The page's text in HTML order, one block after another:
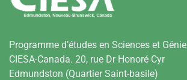
Programme d’études en Sciences et Génie
CIESA-Canada. 20, rue Dr Honoré Cyr
Edmundston (Quartier Saint-basile)